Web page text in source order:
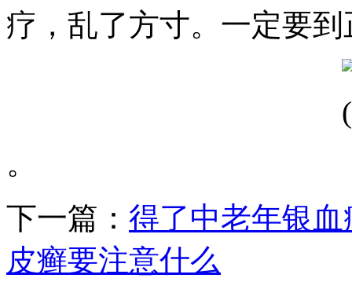
疗，乱了方寸。一定要
。
下一篇： 得了中老年银
皮癣要注意什么